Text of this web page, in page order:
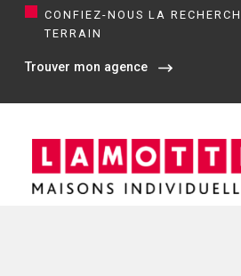
CONFIEZ-NOUS LA
TERRAIN
Trouver mon agence